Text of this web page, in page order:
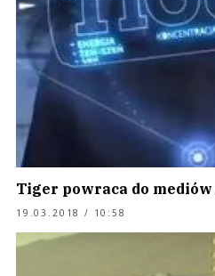
Tiger powraca do mediów
19.03.2018 / 10:58